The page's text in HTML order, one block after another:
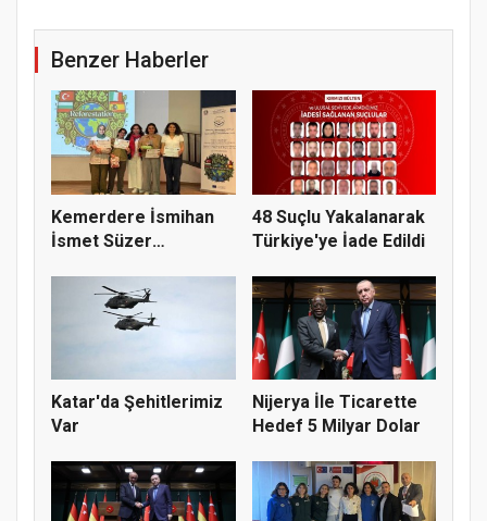
Benzer Haberler
Kemerdere İsmihan
İsmet Süzer
48 Suçlu Yakalanarak
Türkiye'ye İade Edildi
Katar'da Şehitlerimiz
Var
Nijerya İle Ticarette
Hedef 5 Milyar Dolar